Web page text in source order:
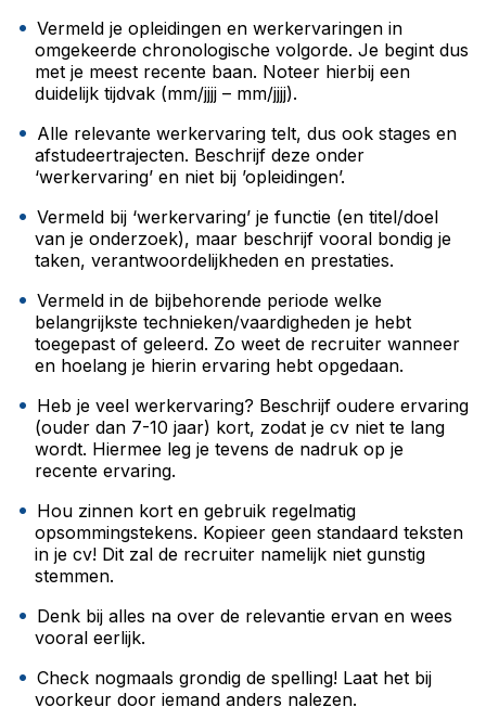
Vermeld je opleidingen en werkervaringen in
omgekeerde chronologische volgorde. Je begint dus
met je meest recente baan. Noteer hierbij een
duidelijk tijdvak (mm/jjjj – mm/jjjj).
Alle relevante werkervaring telt, dus ook stages en
afstudeertrajecten. Beschrijf deze onder
‘werkervaring’ en niet bij ’opleidingen’.
Vermeld bij ‘werkervaring’ je functie (en titel/doel
van je onderzoek), maar beschrijf vooral bondig je
taken, verantwoordelijkheden en prestaties.
Vermeld in de bijbehorende periode welke
belangrijkste technieken/vaardigheden je hebt
toegepast of geleerd. Zo weet de recruiter wanneer
en hoelang je hierin ervaring hebt opgedaan.
Heb je veel werkervaring? Beschrijf oudere ervaring
(ouder dan 7-10 jaar) kort, zodat je cv niet te lang
wordt. Hiermee leg je tevens de nadruk op je
recente ervaring.
Hou zinnen kort en gebruik regelmatig
opsommingstekens. Kopieer geen standaard teksten
in je cv! Dit zal de recruiter namelijk niet gunstig
stemmen.
Denk bij alles na over de relevantie ervan en wees
vooral eerlijk.
Check nogmaals grondig de spelling! Laat het bij
voorkeur door iemand anders nalezen.